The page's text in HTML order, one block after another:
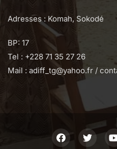
Adresses : Komah, Sokodé
BP: 17
Tel : +228 71 35 27 26
Mail : adiff_tg@yahoo.fr /